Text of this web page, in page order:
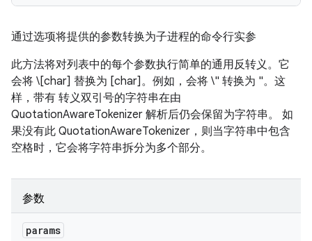
通过选项将提供的参数转换为子进程的命令行实参
此方法将对列表中的每个参数执行简单的通用反转义。它
会将 \[char] 替换为 [char]。例如，会将 \" 转换为 "。这
样，带有 转义双引号的字符串在由
QuotationAwareTokenizer 解析后仍会保留为字符串。 如
果没有此 QuotationAwareTokenizer，则当字符串中包含
空格时，它会将字符串拆分为多个部分。
参数
params